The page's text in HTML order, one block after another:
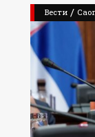
Вести /